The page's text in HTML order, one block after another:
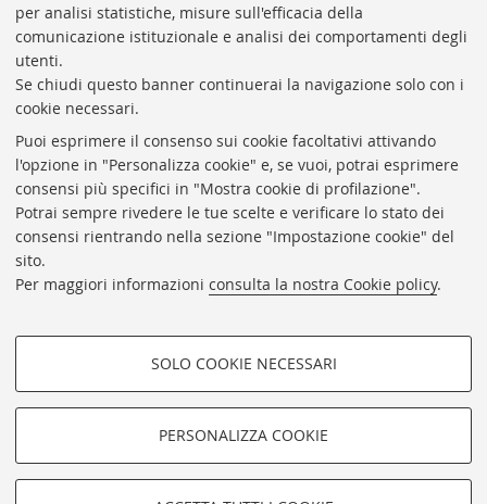
per analisi statistiche, misure sull'efficacia della
comunicazione istituzionale e analisi dei comportamenti degli
utenti.
Se chiudi questo banner continuerai la navigazione solo con i
cookie necessari.
Puoi esprimere il consenso sui cookie facoltativi attivando
l'opzione in "Personalizza cookie" e, se vuoi, potrai esprimere
consensi più specifici in "Mostra cookie di profilazione".
Potrai sempre rivedere le tue scelte e verificare lo stato dei
consensi rientrando nella sezione "Impostazione cookie" del
sito.
Per maggiori informazioni consulta la nostra Cookie policy.
COOKIE DI PROFILAZIONE -
FACOLTATIVI
navigazione degli utenti, creare profili in base al loro comportamento
SOLO COOKIE NECESSARI
PERSONALIZZA COOKIE
Responsabile scientifico: prof. Roberto Balzani
Coordinatrice gestionale: Maria Pia Torricelli
Archivio storico dell'Università di Bologna
Via Zamboni, 33 - 40126 Bologna (BO)
Dove siamo
Regolamento
Privacy e note legali
Impostazioni Cookie